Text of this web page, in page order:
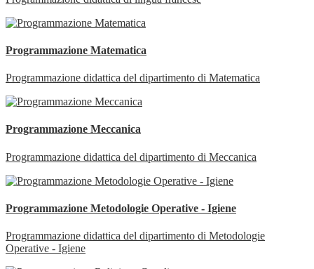
Programmazione Matematica
Programmazione didattica del dipartimento di Matematica
Programmazione Meccanica
Programmazione didattica del dipartimento di Meccanica
Programmazione Metodologie Operative - Igiene
Programmazione didattica del dipartimento di Metodologie
Operative - Igiene